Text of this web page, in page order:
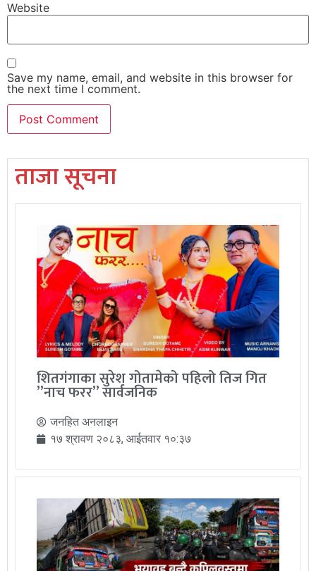
Website
Save my name, email, and website in this browser for
the next time I comment.
ताजा सूचना
शितगंगाका सुरेश गोतामेको पहिलो तिज गित
”नाच फरर” सार्वजनिक
जनहित अनलाइन
१७ श्रावण २०८३, आईतवार १०:३७